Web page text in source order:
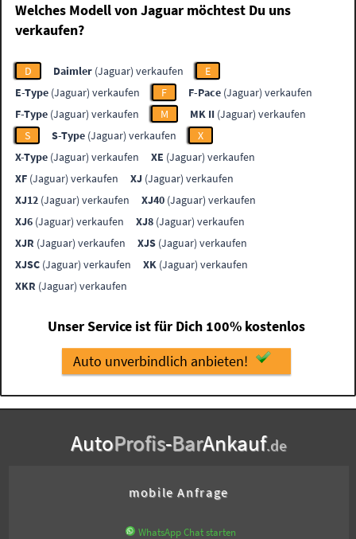
Welches Modell von Jaguar möchtest Du uns
verkaufen?
D Daimler (Jaguar) verkaufen
E
E-Type (Jaguar) verkaufen F F-Pace (Jaguar) verkaufen
F-Type (Jaguar) verkaufen M MK II (Jaguar) verkaufen
S
S-Type (Jaguar) verkaufen
X
X-Type (Jaguar) verkaufen XE (Jaguar) verkaufen
XF (Jaguar) verkaufen XJ (Jaguar) verkaufen
XJ12 (Jaguar) verkaufen XJ40 (Jaguar) verkaufen
XJ6 (Jaguar) verkaufen XJ8 (Jaguar) verkaufen
XJR (Jaguar) verkaufen XJS (Jaguar) verkaufen
XJSC (Jaguar) verkaufen XK (Jaguar) verkaufen
XKR (Jaguar) verkaufen
Unser Service ist für Dich 100% kostenlos
Auto unverbindlich anbieten!
AutoProfis-BarAnkauf.de
mobile Anfrage
WhatsApp Chat starten